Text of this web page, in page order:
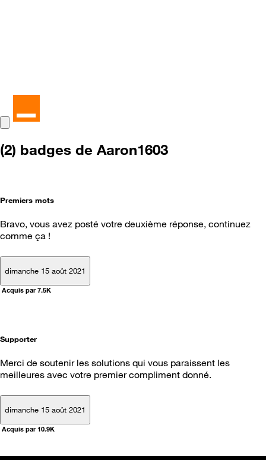
(2) badges de Aaron1603
Premiers mots
Bravo, vous avez posté votre deuxième réponse, continuez
comme ça !
dimanche 15 août 2021
Acquis par 7.5K
Supporter
Merci de soutenir les solutions qui vous paraissent les
meilleures avec votre premier compliment donné.
dimanche 15 août 2021
Acquis par 10.9K